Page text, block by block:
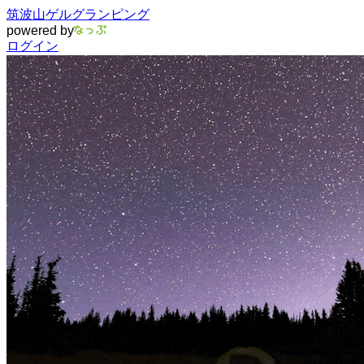
筑波山ゲルグランピング
powered by
ログイン